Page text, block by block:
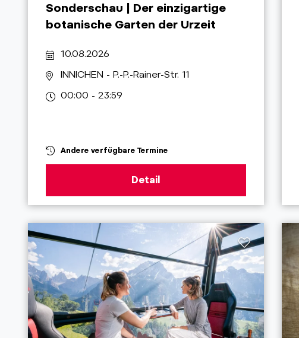
Sonderschau | Der einzigartige
botanische Garten der Urzeit
10.08.2026
INNICHEN - P.-P.-Rainer-Str. 11
00:00 - 23:59
Andere verfügbare Termine
Detail